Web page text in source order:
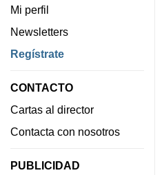
Mi perfil
Newsletters
Regístrate
CONTACTO
Cartas al director
Contacta con nosotros
PUBLICIDAD